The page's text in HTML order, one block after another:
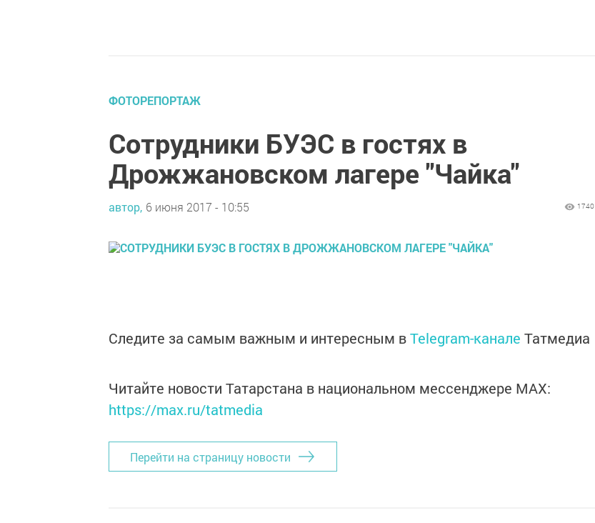
ФОТОРЕПОРТАЖ
Сотрудники БУЭС в гостях в
Дрожжановском лагере "Чайка"
автор, 6 июня 2017 - 10:55 1740
Следите за самым важным и интересным вTelegram-канале Татмедиа
Читайте новости Татарстана в национальном мессенджере MАХ:
https://max.ru/tatmedia
Перейти на страницу новости